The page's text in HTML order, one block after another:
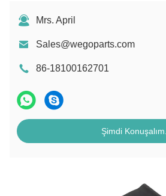
Mrs. April
Sales@wegoparts.com
86-18100162701
Şimdi Konuşalım.